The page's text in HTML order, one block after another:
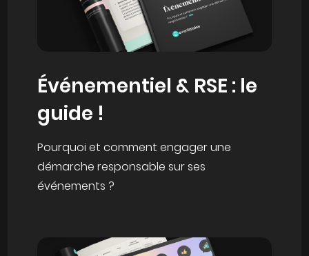
Événementiel & RSE : le
guide !
Pourquoi et comment engager une
démarche responsable sur ses
événements ?